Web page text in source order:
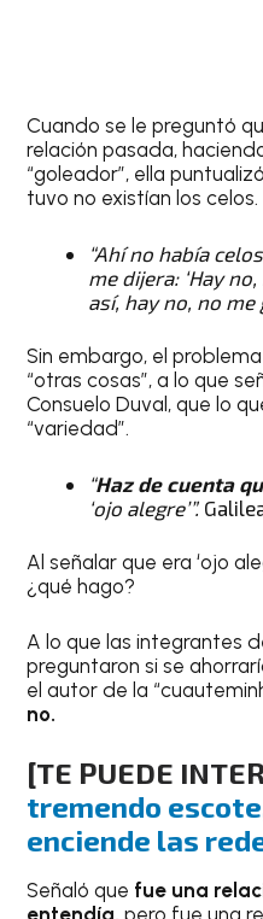
Cuando se le preguntó
relación pasada,
“goleador”, ella
tuvo no existían los celos.
“Ahí no había
me dijera: ‘Hay
así, hay no, no me
Sin embargo, el
“otras cosas”, a lo que
Consuelo Duval, que lo
“variedad”.
“Haz de cuenta
‘ojo alegre’”.
Al señalar que era ‘ojo
¿qué hago?
A lo que las integrantes
preguntaron si se
el autor de la
no.
[TE PUEDE
tremendo
enciende las
Señaló que fue una